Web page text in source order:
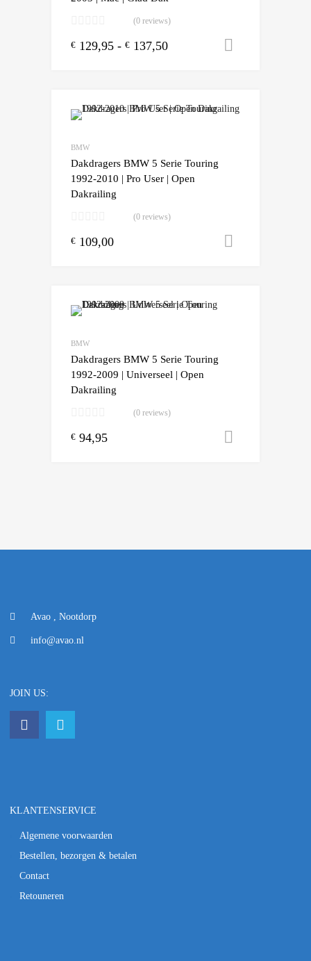
(0 reviews)
€ 129,95 - € 137,50
BMW
Dakdragers BMW 5 Serie Touring
1992-2010 | Pro User | Open
Dakrailing
(0 reviews)
€ 109,00
BMW
Dakdragers BMW 5 Serie Touring
1992-2009 | Universeel | Open
Dakrailing
(0 reviews)
€ 94,95
Avao , Nootdorp
info@avao.nl
JOIN US:
KLANTENSERVICE
Algemene voorwaarden
Bestellen, bezorgen & betalen
Contact
Retouneren